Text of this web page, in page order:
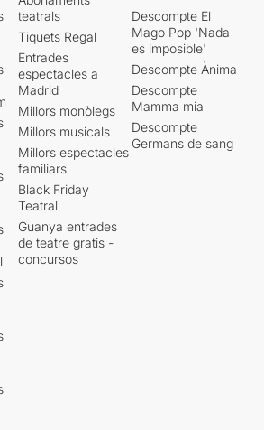
teatrals
Tiquets Regal
Entrades
espectacles a
Madrid
Millors monòlegs
Millors musicals
Millors espectacles
familiars
Black Friday
Teatral
Guanya entrades
de teatre gratis -
concursos
Descompte El
Mago Pop 'Nada
es imposible'
Descompte Ànima
Descompte
Mamma mia
Descompte
Germans de sang